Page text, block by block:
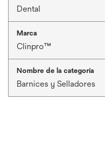
Dental
Marca
Clinpro™
Nombre de la categoría
Barnices y Selladores